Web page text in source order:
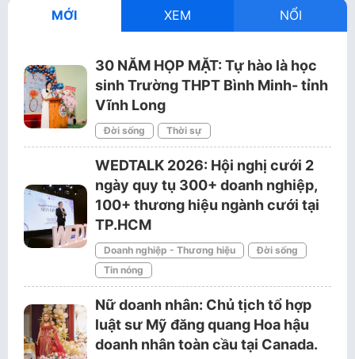
MỚI XEM NỔI
30 NĂM HỌP MẶT: Tự hào là học
sinh Trường THPT Bình Minh- tỉnh
Vĩnh Long
Đời sống Thời sự
WEDTALK 2026: Hội nghị cưới 2
ngày quy tụ 300+ doanh nghiệp,
100+ thương hiệu ngành cưới tại
TP.HCM
Doanh nghiệp - Thương hiệu
Đời sống
Tin nóng
Nữ doanh nhân: Chủ tịch tổ hợp
luật sư Mỹ đăng quang Hoa hậu
doanh nhân toàn cầu tại Canada.